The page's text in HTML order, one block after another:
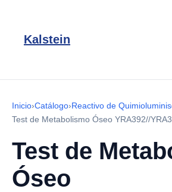
Kalstein
Inicio›Catálogo›Reactivo de
Test de Metabolismo Óseo YRA392//
Test de
Óseo